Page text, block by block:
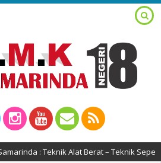
: Teknik Alat Berat – Teknik